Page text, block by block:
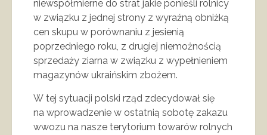
niewspółmierne do strat jakie ponieśli rolnicy
w związku z jednej strony z wyraźną obniżką
cen skupu w porównaniu z jesienią
poprzedniego roku, z drugiej niemożnością
sprzedaży ziarna w związku z wypełnieniem
magazynów ukraińskim zbożem.
W tej sytuacji polski rząd zdecydował się
na wprowadzenie w ostatnią sobotę zakazu
wwozu na nasze terytorium towarów rolnych